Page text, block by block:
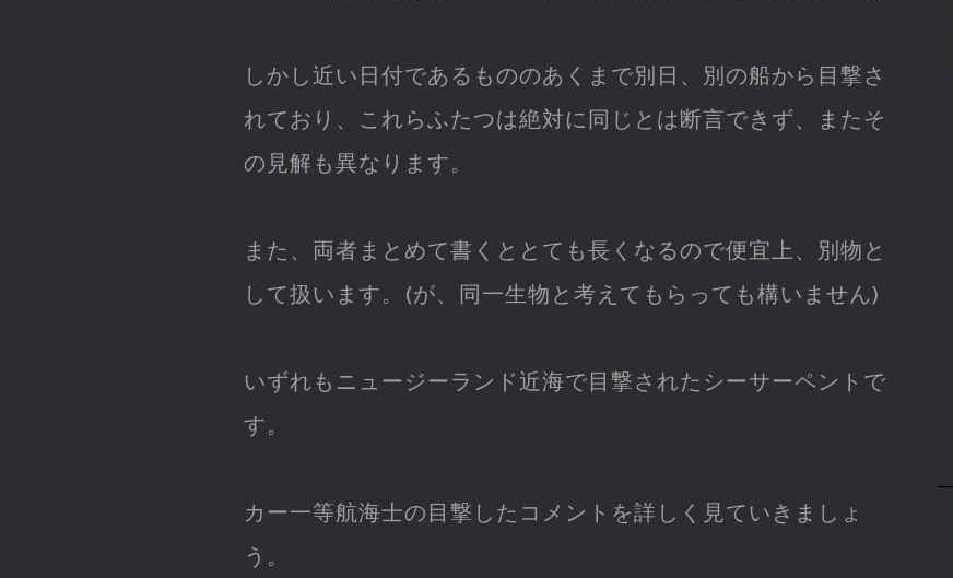
しかし近い日付であるもののあくまで別日、別の船から目撃さ
れており、これらふたつは絶対に同じとは断言できず、またそ
の見解も異なります。
また、両者まとめて書くととても長くなるので便宜上、別物と
して扱います。(が、同一生物と考えてもらっても構いません)
いずれもニュージーランド近海で目撃されたシーサーペントで
す。
カー一等航海士の目撃したコメントを詳しく見ていきましょ
う。